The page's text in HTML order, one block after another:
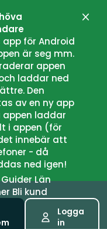
för Android
är seg mm.
appen
laddar ned
Den
av en ny app
appen laddar
i appen (för
innebär att
- då
ned igen!
GuiderLän
Bli kund
Logga
in